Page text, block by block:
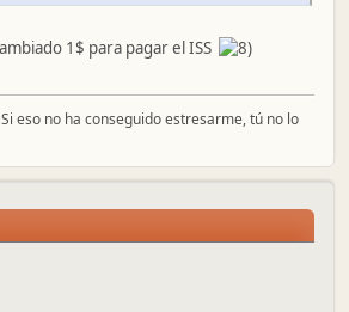
1$ para pagar el ISS
eso no ha conseguido estresarme, tú no lo